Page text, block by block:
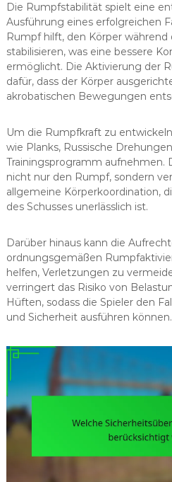
Die Rumpfstabilität spielt eine
Ausführung eines erfolgreichen
Rumpf hilft, den Körper während
stabilisieren, was eine bessere
ermöglicht. Die Aktivierung der
dafür, dass der Körper
akrobatischen Bewegungen
Um die Rumpfkraft zu
wie Planks, Russische
Trainingsprogramm aufnehmen.
nicht nur den Rumpf, sondern
allgemeine Körperkoordination,
des Schusses unerlässlich ist.
Darüber hinaus kann die
ordnungsgemäßen
helfen, Verletzungen zu
verringert das Risiko von
Hüften, sodass die Spieler den
und Sicherheit ausführen können.